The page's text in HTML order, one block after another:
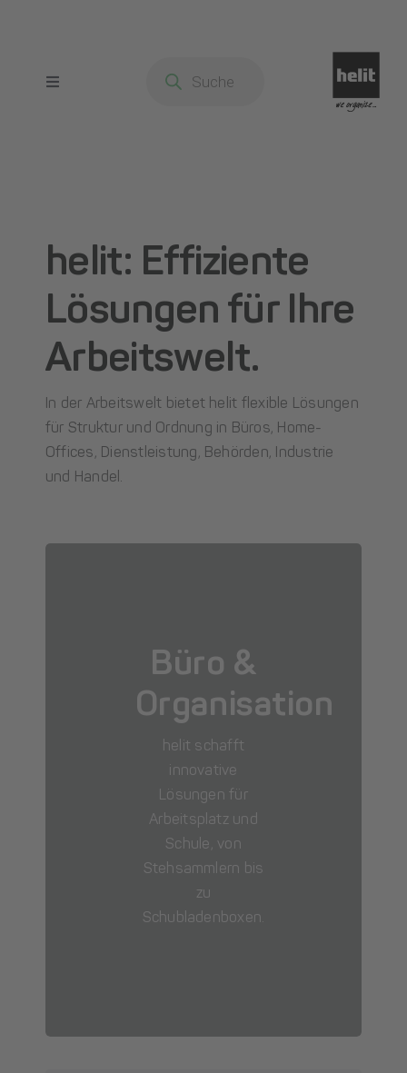
Toggle
Über uns
Kontakt
Ansprechpartner
search
helit: Effiziente
Lösungen für Ihre
Arbeitswelt.
In der Arbeitswelt bietet helit flexible Lösungen
für Struktur und Ordnung in Büros, Home-
Offices, Dienstleistung, Behörden, Industrie
und Handel.
Büro &
Organisation
helit schafft
innovative
Lösungen für
Arbeitsplatz und
Schule, von
Stehsammlern bis
zu
Schubladenboxen.